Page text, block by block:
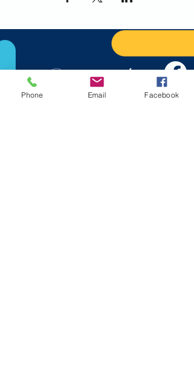
Phone Email Facebook